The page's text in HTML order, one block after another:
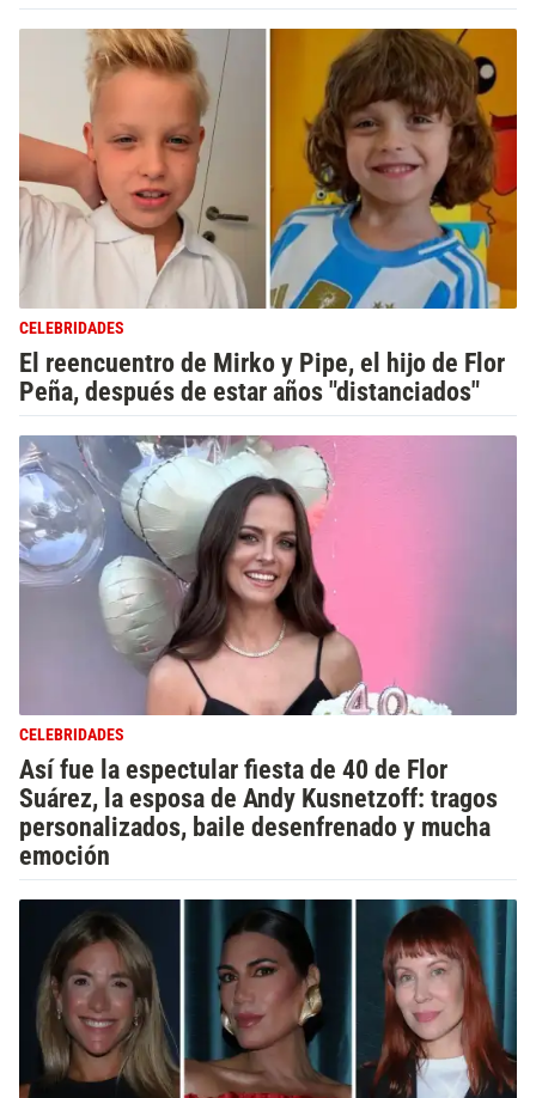
CELEBRIDADES
El reencuentro de Mirko y Pipe, el hijo de Flor
Peña, después de estar años "distanciados"
CELEBRIDADES
Así fue la espectular fiesta de 40 de Flor
Suárez, la esposa de Andy Kusnetzoff: tragos
personalizados, baile desenfrenado y mucha
emoción